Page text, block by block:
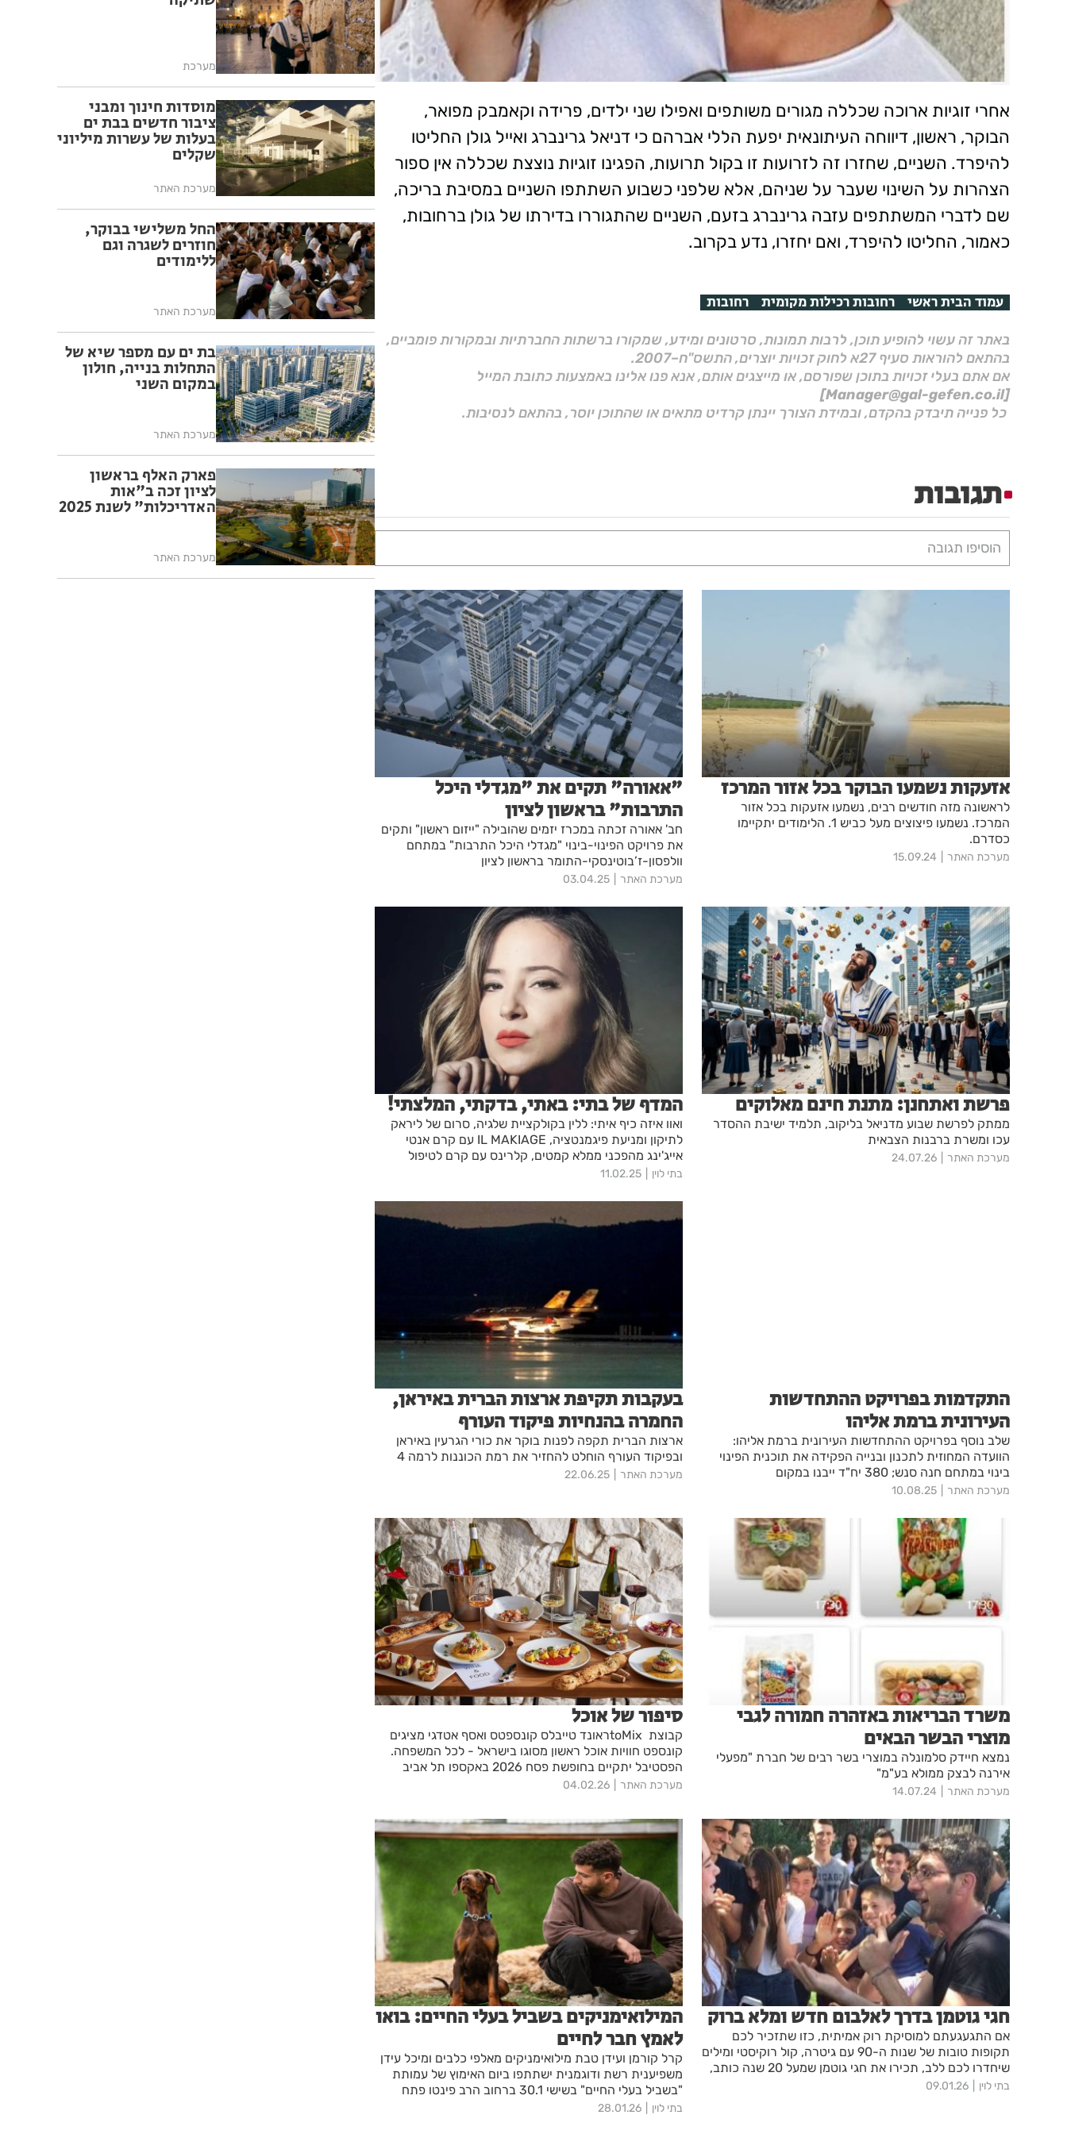
אחרי זוגיות ארוכה שכללה מגורים משותפים ואפילו שני ילדים, פרידה וקאמבק מפואר,
הבוקר, ראשון, דיווחה העיתונאית יפעת הללי אברהם כי דניאל גרינברג ואייל גולן החליטו
להיפרד. השניים, שחזרו זה לזרועות זו בקול תרועות, הפגינו זוגיות נוצצת שכללה אין ספור
הצהרות על השינוי שעבר על שניהם, אלא שלפני כשבוע השתתפו השניים במסיבת בריכה,
שם לדברי המשתתפים עזבה גרינברג בזעם, השניים שהתגוררו בדירתו של גולן ברחובות,
כאמור, החליטו להיפרד, ואם יחזרו, נדע בקרוב.
עמוד הבית ראשי רחובות רכילות מקומית רחובות
באתר זה עשוי להופיע תוכן, לרבות תמונות, סרטונים ומידע, שמקורו ברשתות החברתיות ובמקורות פומביים,
בהתאם להוראות סעיף 27א לחוק זכויות יוצרים, התשס"ח–2007.
אם אתם בעלי זכויות בתוכן שפורסם, או מייצגים אותם, אנא פנו אלינו באמצעות כתובת המייל
[Manager@gal-gefen.co.il]
כל פנייה תיבדק בהקדם, ובמידת הצורך יינתן קרדיט מתאים או שהתוכן יוסר, בהתאם לנסיבות.
תגובות
הוסיפו תגובה
אזעקות נשמעו הבוקר בכל אזור המרכז
לראשונה מזה חודשים רבים, נשמעו אזעקות בכל אזור
המרכז. נשמעו פיצוצים מעל כביש 1. הלימודים יתקיימו
כסדרם.
מערכת האתר 15.09.24
"אאורה" תקים את "מגדלי היכל
התרבות" בראשון לציון
חב' אאורה זכתה במכרז יזמים שהובילה "ייזום ראשון" ותקים
את פרויקט הפינוי-בינוי "מגדלי היכל התרבות" במתחם
וולפסון-ז’בוטינסקי-התומר בראשון לציון
מערכת האתר 03.04.25
פרשת ואתחנן: מתנת חינם מאלוקים
ממתק לפרשת שבוע מדניאל בליקוב, תלמיד ישיבת ההסדר
עכו ומשרת ברבנות הצבאית
מערכת האתר 24.07.26
המדף של בתי: באתי, בדקתי, המלצתי!
ואוו איזה כיף איתי: ללין בקולקציית שלגיה, סרום של ליראק
לתיקון ומניעת פיגמנטציה, IL MAKIAGE עם קרם אנטי
אייג'ינג מהפכני ממלא קמטים, קלרינס עם קרם לטיפול
לאפקט מואר של זוהר, אליזבת ארדן עם המארז המושלם
עבור מראה מוצק מלא וזוהר וסדרת HERBAL ALOE (הרבל
בתי לוין 11.02.25
התקדמות בפרויקט ההתחדשות
העירונית ברמת אליהו
שלב נוסף בפרויקט ההתחדשות העירונית ברמת אליהו:
הוועדה המחוזית לתכנון ובנייה הפקידה את תוכנית הפינוי
בינוי במתחם חנה סנש; 380 יח"ד ייבנו במקום
מערכת האתר 10.08.25
בעקבות תקיפת ארצות הברית באיראן,
החמרה בהנחיות פיקוד העורף
ארצות הברית תקפה לפנות בוקר את כורי הגרעין באיראן
ובפיקוד העורף הוחלט להחזיר את רמת הכוננות לרמה 4
מערכת האתר 22.06.25
משרד הבריאות באזהרה חמורה לגבי
מוצרי הבשר הבאים
נמצא חיידק סלמונלה במוצרי בשר רבים של חברת "מפעלי
אירנה לבצק ממולא בע"מ"
מערכת האתר 14.07.24
סיפור של אוכל
קבוצת toMixראונד טייבלס קונספטס ואסף אטדגי מציגים
קונספט חוויות אוכל ראשון מסוגו בישראל - לכל המשפחה.
הפסטיבל יתקיים בחופשת פסח 2026 באקספו תל אביב
מערכת האתר 04.02.26
חגי גוטמן בדרך לאלבום חדש ומלא ברוק
אם התגעגעתם למוסיקת רוק אמיתית, כזו שתזכיר לכם
תקופות טובות של שנות ה-90 עם גיטרה, קול רוקיסטי ומילים
שיחדרו לכם ללב, תכירו את חגי גוטמן שמעל 20 שנה כותב,
מלחין, מופיע וחי מוסיקה והוא בדרך לאלבום חדש
בתי לוין 09.01.26
המילואימניקים בשביל בעלי החיים: בואו
לאמץ חבר לחיים
‏‏‏‏‏‏קרל קורמן ועידן טבת מילואימניקים מאלפי כלבים ומיכל עידן
משפיענית רשת ודוגמנית ישתתפו ביום האימוץ של עמותת
"בשביל בעלי החיים" בשישי 30.1 ברחוב הרב פינטו פתח
בתי לוין 28.01.26
מערכת
מוסדות חינוך ומבני
ציבור חדשים בבת ים
בעלות של עשרות מיליוני
שקלים
מערכת האתר
החל משלישי בבוקר,
חוזרים לשגרה וגם
ללימודים
מערכת האתר
בת ים עם מספר שיא של
התחלות בנייה, חולון
במקום השני
מערכת האתר
פארק האלף בראשון
לציון זכה ב"אות
האדריכלות" לשנת 2025
מערכת האתר